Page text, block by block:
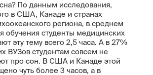
По данным исследования,
в США, Канаде и странах
региона, в среднем
обучения студенты медицинских
эту тему всего 2,5 часа. А в 27%
ВУЗов студентам совсем не
про сон. В США и Канаде этой
чуть более 3 часов, а в